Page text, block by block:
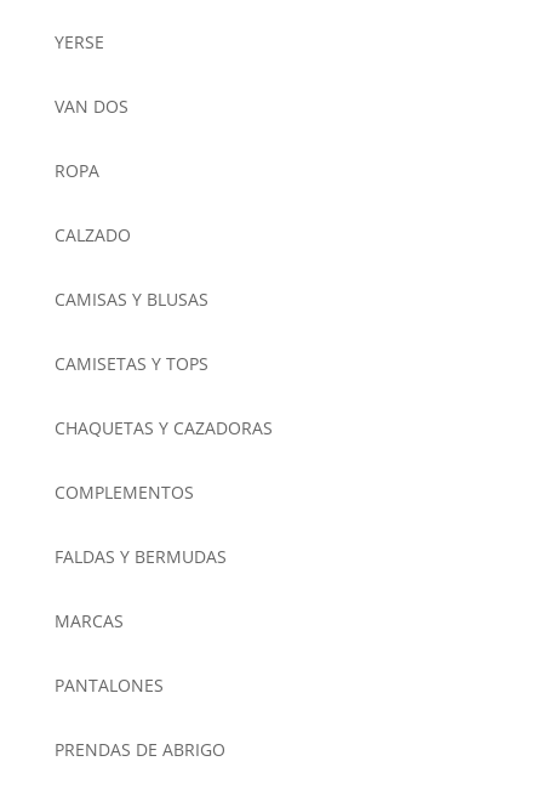
YERSE
VAN DOS
ROPA
CALZADO
CAMISAS Y BLUSAS
CAMISETAS Y TOPS
CHAQUETAS Y CAZADORAS
COMPLEMENTOS
FALDAS Y BERMUDAS
MARCAS
PANTALONES
PRENDAS DE ABRIGO